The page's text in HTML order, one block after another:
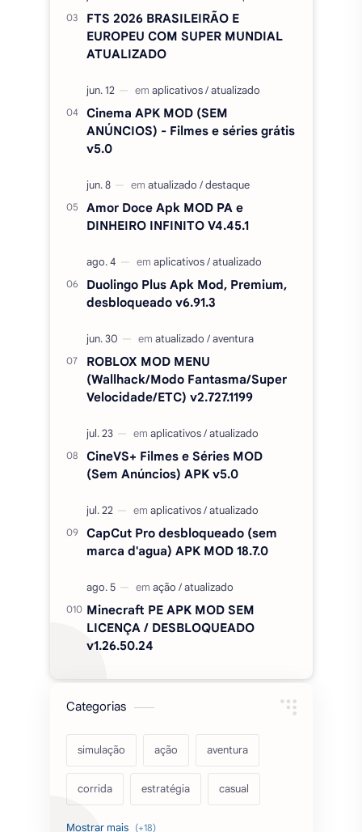
FTS 2026 BRASILEIRÃO E
EUROPEU COM SUPER MUNDIAL
ATUALIZADO
Cinema APK MOD (SEM
ANÚNCIOS) - Filmes e séries grátis
v5.0
Amor Doce Apk MOD PA e
DINHEIRO INFINITO V4.45.1
Duolingo Plus Apk Mod, Premium,
desbloqueado v6.91.3
ROBLOX MOD MENU
(Wallhack/Modo Fantasma/Super
Velocidade/ETC) v2.727.1199
CineVS+ Filmes e Séries MOD
(Sem Anúncios) APK v5.0
CapCut Pro desbloqueado (sem
marca d'agua) APK MOD 18.7.0
Minecraft PE APK MOD SEM
LICENÇA / DESBLOQUEADO
v1.26.50.24
Categorias
simulação ação aventura
corrida estratégia casual
acarde esportes